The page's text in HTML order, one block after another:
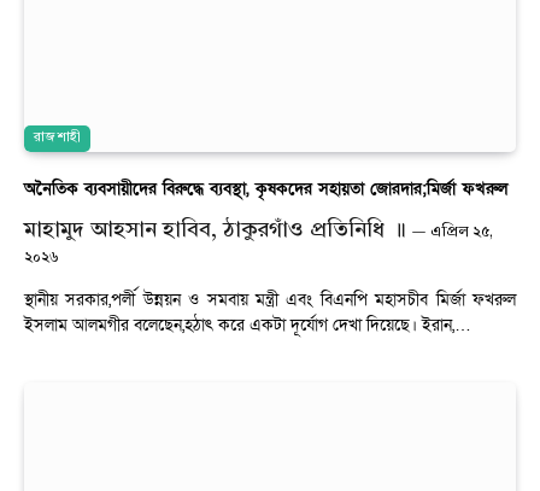
রাজশাহী
অনৈতিক ব্যবসায়ীদের বিরুদ্ধে ব্যবস্থা, কৃষকদের সহায়তা জোরদার;মির্জা ফখরুল
মাহামুদ আহসান হাবিব, ঠাকুরগাঁও প্রতিনিধি ॥
এপ্রিল ২৫,
২০২৬
স্থানীয় সরকার,পর্লী উন্নয়ন ও সমবায় মন্ত্রী এবং বিএনপি মহাসচীব মির্জা ফখরুল
ইসলাম আলমগীর বলেছেন,হঠাৎ করে একটা দূর্যোগ দেখা দিয়েছে। ইরান,…